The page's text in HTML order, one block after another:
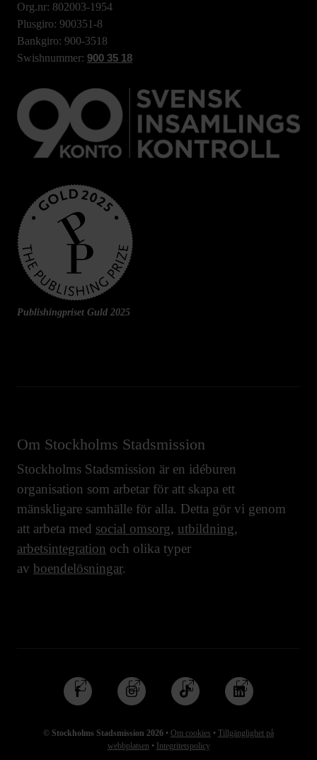
Org.nr: 802003-1954
Plusgiro: 900351-8
Bankgiro: 900-3518
Swishnummer: 900 35 18
Publishingpriset Guld 2025
Om Stockholms Stadsmission
Stockholms Stadsmission är en idéburen
organisation som arbetar för att skapa ett
mänskligare samhälle för alla. Detta gör vi genom
att arbeta med social omsorg, utbildning,
arbetsintegration och olika typer
av boendelösningar.
© Stockholms Stadsmission 2026 • Om cookies • Tillgänglighet på
webbplatsen • Integritetspolicy
Följ
oss
Facebook
Följ
oss
Instagram
Följ
oss
TikTok
Följ
oss
Linkedin